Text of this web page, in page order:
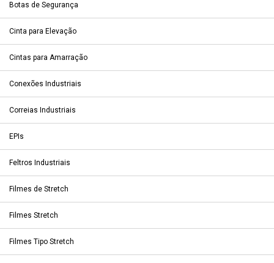
Botas de Segurança
Cinta para Elevação
Cintas para Amarração
Conexões Industriais
Correias Industriais
EPIs
Feltros Industriais
Filmes de Stretch
Filmes Stretch
Filmes Tipo Stretch